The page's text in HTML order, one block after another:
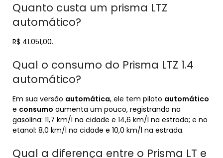
Quanto custa um prisma LTZ
automático?
R$ 41.051,00.
Qual o consumo do Prisma LTZ 1.4
automático?
Em sua versão automática, ele tem piloto automático
e consumo aumenta um pouco, registrando na
gasolina: 11,7 km/l na cidade e 14,6 km/l na estrada; e no
etanol: 8,0 km/l na cidade e 10,0 km/l na estrada.
Qual a diferença entre o Prisma LT e